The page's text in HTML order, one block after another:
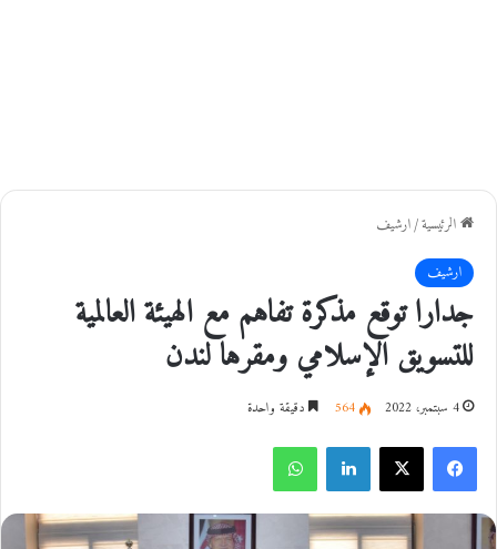
الرئيسية/ارشيف
ارشيف
جدارا توقع مذكرة تفاهم مع الهيئة العالمية
للتسويق الإسلامي ومقرها لندن
4 سبتمبر، 2022 564 دقيقة واحدة
فيسبوك